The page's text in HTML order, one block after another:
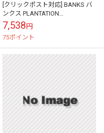
[クリックポスト対応] BANKS バ
ンクス PLANTATION
BOARDSHORT ボードショーツ
BS0179
7,538円
75ポイント